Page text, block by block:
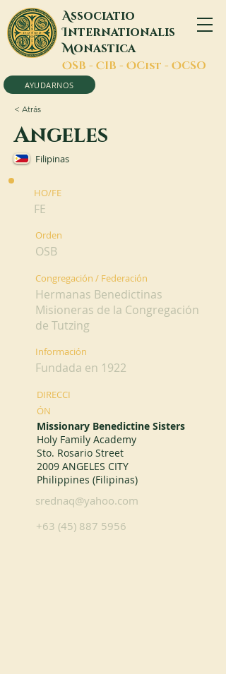
Associatio
Internationalis
Monastica
OSB - CIB - OCist - OCSO
AYUDARNOS
< Atrás
Angeles
Filipinas
HO/FE
FE
Orden
OSB
Congregación / Federación
Hermanas Benedictinas
Misioneras de la Congregación
de Tutzing
Información
Fundada en 1922
DIRECCI
ÓN
Missionary Benedictine Sisters
Holy Family Academy
Sto. Rosario Street
2009 ANGELES CITY
Philippines (Filipinas)
srednaq@yahoo.com
+63 (45) 887 5956